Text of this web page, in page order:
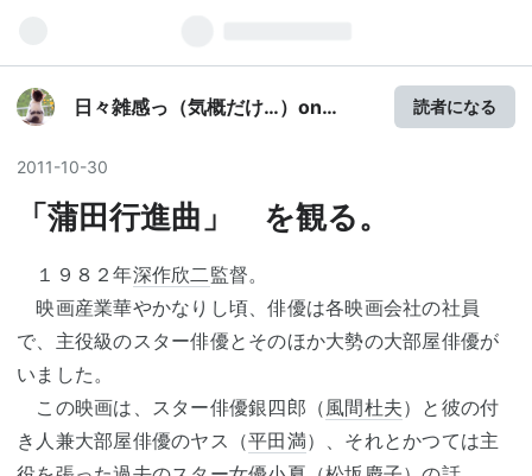
日々雑感っ（気概だけ…）on
読者になる
2011-10-30
「蒲田行進曲」 を観る。
１９８２年深作欣二監督。
映画産業華やかなりし頃、俳優は各映画会社の社員
で、主役級のスター俳優とそのほか大勢の大部屋俳優が
いました。
この映画は、スター俳優銀四郎（風間杜夫）と彼の付
き人兼大部屋俳優のヤス（平田満）、それとかつては主